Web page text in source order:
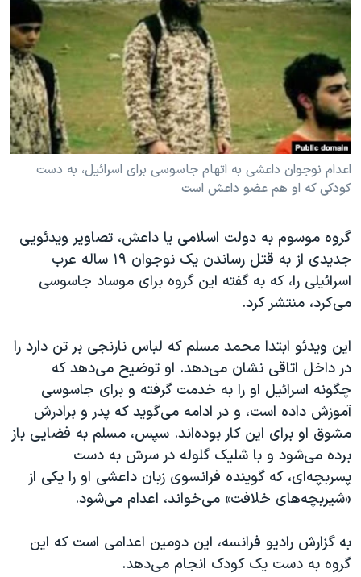
فرهنگ و زندگی
حقوق شهروندی
اقتصادی
علم و فناوری
اسرائیل در جنگ
آرشیو پخش زنده
مستندها
انتخابات ریاست جمهوری آمریکا ۲۰۲۴
حمله جمهوری اسلامی به اسرائیل
رمز مهسا
ورزش زنان در ایران
مجموعه مستندهای دادخواهی
دادگاه حمید نوری
چهل سال گروگان‌گیری
قانون شفافیت دارائی کادر رهبری ایران
اسرائیل در جنگ
نرگس محمدی برنده جایزه نوبل صلح
همایش محافظه‌کاران آمریکا «سی‌پک»
صفحه‌های ویژه
سفر پرزیدنت ترامپ به چین
دنبال کنید
زبانهای مختلف
اعدام نوجوان داعشی به اتهام جاسوسی برای اسرائیل، به دست
کودکی که او هم عضو داعش است
گروه موسوم به دولت اسلامی یا داعش، تصاویر ویدئویی
جدیدی از به قتل رساندن یک نوجوان ۱۹ ساله عرب
اسرائیلی را، که به گفته‌ این گروه برای موساد جاسوسی
می‌کرد، منتشر کرد.
این ویدئو ابتدا محمد مسلم که لباس نارنجی بر تن دارد را
در داخل اتاقی نشان می‌دهد. او توضیح می‌دهد که
چگونه اسرائیل او را به خدمت گرفته و برای جاسوسی
آموزش داده است، و در ادامه می‌گوید که پدر و برادرش
مشوق او برای این کار بوده‌اند. سپس، مسلم به فضایی باز
برده می‌شود و با شلیک گلوله در سرش به دست
پسربچه‌ای، که گوینده فرانسوی زبان داعشی او را یکی از
«شیربچه‌های خلافت» می‌خواند، اعدام می‌شود.
به گزارش رادیو فرانسه، این دومین اعدامی است که این
گروه به دست یک کودک انجام می‌دهد.